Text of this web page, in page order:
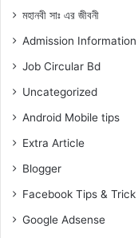
মহানবী সাঃ এর জীবনী
Admission Information
Job Circular Bd
Uncategorized
Android Mobile tips
Extra Article
Blogger
Facebook Tips & Trick
Google Adsense